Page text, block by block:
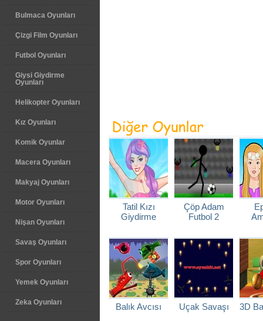
Bulmaca Oyunları
Çizgi Film Oyunları
Futbol Oyunları
Giysi Giydirme
Oyunları
Helikopter Oyunları
Kız Oyunları
Komik Oyunlar
Macera Oyunları
Makyaj Oyunları
Motor Oyunları
Nişan Oyunları
Savaş Oyunları
Spor Oyunları
Yemek Oyunları
Zeka Oyunları
Tatil Kızı
Giydirme
Çöp Adam
Futbol 2
Balık Avcısı Uçak Savaşı 3D